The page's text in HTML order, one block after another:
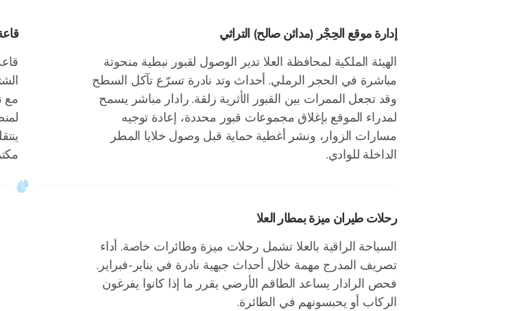
إدارة موقع الحِجْر (مدائن صالح) التراثي
الهيئة الملكية لمحافظة العلا تدير الوصول لقبور نبطية منحوتة
مباشرة في الحجر الرملي. أحداث وتد نادرة تسرّع تآكل السطح
وقد تجعل الممرات بين القبور الأثرية زلقة. رادار مباشر يسمح
لمدراء الموقع بإغلاق مجموعات قبور محددة، إعادة توجيه
مسارات الزوار، ونشر أغطية حماية قبل وصول خلايا المطر
الداخلة للوادي.
رحلات طيران ميزة بمطار العلا
السياحة الراقية بالعلا تشمل رحلات ميزة وطائرات خاصة. أداء
تصريف المدرج مهمة خلال أحداث جبهية نادرة في يناير-فبراير.
فحص الرادار يساعد الطاقم الأرضي يقرر ما إذا كانوا يفرغون
الركاب أو يحبسونهم في الطائرة.